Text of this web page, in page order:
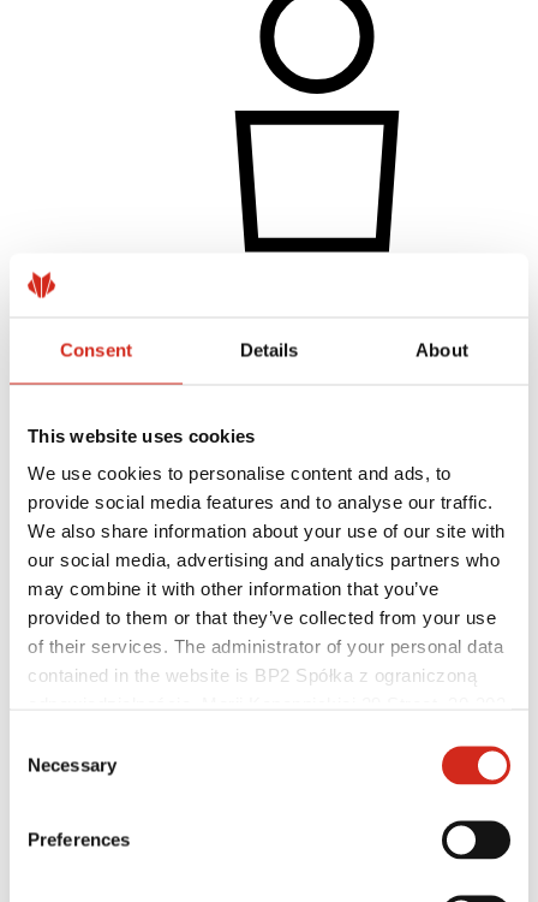
Consent Details About
This website uses cookies
We use cookies to personalise content and ads, to
provide social media features and to analyse our traffic.
We also share information about your use of our site with
our social media, advertising and analytics partners who
may combine it with other information that you’ve
provided to them or that they’ve collected from your use
of their services. The administrator of your personal data
contained in the website is BP2 Spółka z ograniczoną
121387608.
Selection
Necessary
Preferences
Registrace záruky
Užitečné odkazy